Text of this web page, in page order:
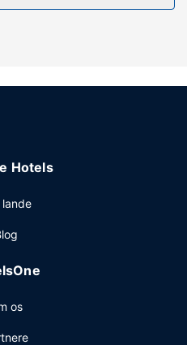
såsom gratis trådløs
Hotels
lande
os